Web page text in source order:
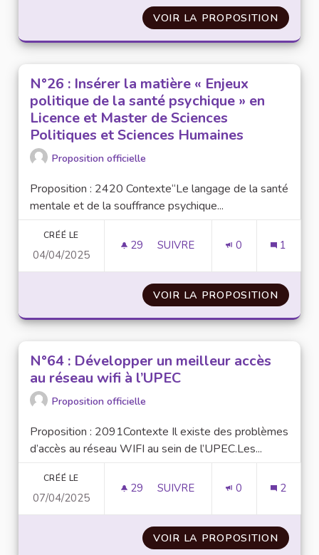
VOIR LA PROPOSITION N°12
N°26 : Insérer la matière « Enjeux
politique de la santé psychique » en
Licence et Master de Sciences
Politiques et Sciences Humaines
Proposition officielle
Proposition : 2420 Contexte“Le langage de la santé
mentale et de la souffrance psychique...
CRÉÉ LE
04/04/2025
29 29 ABONNÉS
SUIVRE 0 1
VOIR LA PROPOSITION N°26
N°64 : Développer un meilleur accès
au réseau wifi à l’UPEC
Proposition officielle
Proposition : 2091Contexte Il existe des problèmes
d’accès au réseau WIFI au sein de l’UPEC.Les...
CRÉÉ LE
07/04/2025
29 29 ABONNÉS
SUIVRE 0 2
VOIR LA PROPOSITION N°64